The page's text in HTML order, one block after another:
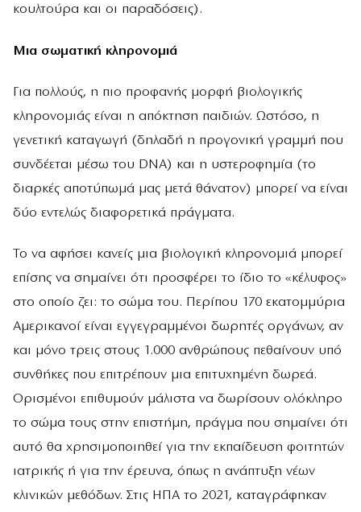
κουλτούρα και οι παραδόσεις).
Μια σωματική κληρονομιά
Για πολλούς, η πιο προφανής μορφή βιολογικής
κληρονομιάς είναι η απόκτηση παιδιών. Ωστόσο, η
γενετική καταγωγή (δηλαδή η προγονική γραμμή που
συνδέεται μέσω του DNA) και η υστεροφημία (το
διαρκές αποτύπωμά μας μετά θάνατον) μπορεί να είναι
δύο εντελώς διαφορετικά πράγματα.
Το να αφήσει κανείς μια βιολογική κληρονομιά μπορεί
επίσης να σημαίνει ότι προσφέρει το ίδιο το «κέλυφος»
στο οποίο ζει: το σώμα του. Περίπου 170 εκατομμύρια
Αμερικανοί είναι εγγεγραμμένοι δωρητές οργάνων, αν
και μόνο τρεις στους 1.000 ανθρώπους πεθαίνουν υπό
συνθήκες που επιτρέπουν μια επιτυχημένη δωρεά.
Ορισμένοι επιθυμούν μάλιστα να δωρίσουν ολόκληρο
το σώμα τους στην επιστήμη, πράγμα που σημαίνει ότι
αυτό θα χρησιμοποιηθεί για την εκπαίδευση φοιτητών
ιατρικής ή για την έρευνα, όπως η ανάπτυξη νέων
κλινικών μεθόδων. Στις ΗΠΑ το 2021, καταγράφηκαν